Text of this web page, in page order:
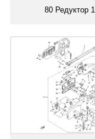
80 Редуктор 1